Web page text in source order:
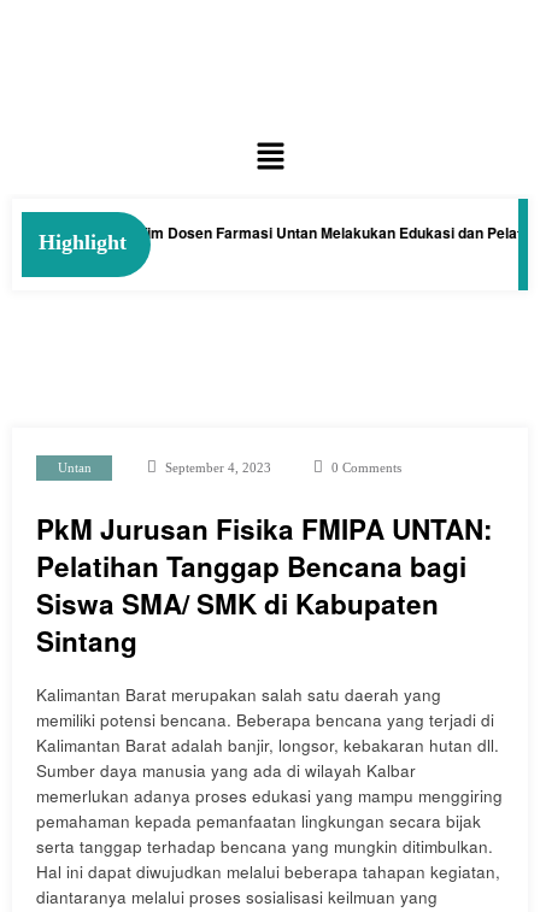
Highlight
Kelakai: Tim Dosen Farmasi Untan Melakukan Edukasi dan Pelatihan
Untan September 4, 2023 0 Comments
PkM Jurusan Fisika FMIPA UNTAN:
Pelatihan Tanggap Bencana bagi
Siswa SMA/ SMK di Kabupaten
Sintang
Kalimantan Barat merupakan salah satu daerah yang
memiliki potensi bencana. Beberapa bencana yang terjadi di
Kalimantan Barat adalah banjir, longsor, kebakaran hutan dll.
Sumber daya manusia yang ada di wilayah Kalbar
memerlukan adanya proses edukasi yang mampu menggiring
pemahaman kepada pemanfaatan lingkungan secara bijak
serta tanggap terhadap bencana yang mungkin ditimbulkan.
Hal ini dapat diwujudkan melalui beberapa tahapan kegiatan,
diantaranya melalui proses sosialisasi keilmuan yang